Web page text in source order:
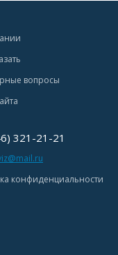
вопросы
321-21-21
конфиденциальности